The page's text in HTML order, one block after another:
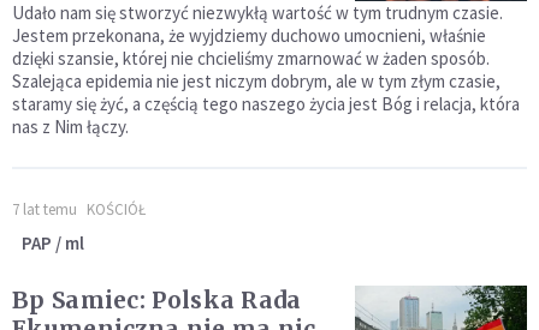
Udało nam się stworzyć niezwykłą wartość w tym trudnym czasie.
Jestem przekonana, że wyjdziemy duchowo umocnieni, właśnie
dzięki szansie, której nie chcieliśmy zmarnować w żaden sposób.
Szalejąca epidemia nie jest niczym dobrym, ale w tym złym czasie,
staramy się żyć, a częścią tego naszego życia jest Bóg i relacja, która
nas z Nim łączy.
7 lat temu KOŚCIÓŁ
PAP / ml
Bp Samiec: Polska Rada